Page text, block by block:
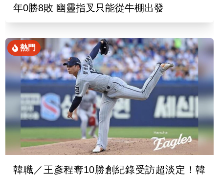
年0勝8敗 幽靈指叉只能從牛棚出發
熱門
韓職／王彥程奪10勝創紀錄受訪超淡定！韓